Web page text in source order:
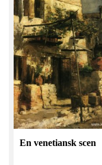
En venetiansk scen